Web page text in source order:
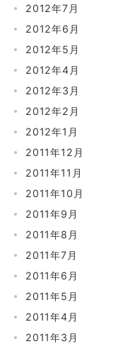
2012年7月
2012年6月
2012年5月
2012年4月
2012年3月
2012年2月
2012年1月
2011年12月
2011年11月
2011年10月
2011年9月
2011年8月
2011年7月
2011年6月
2011年5月
2011年4月
2011年3月